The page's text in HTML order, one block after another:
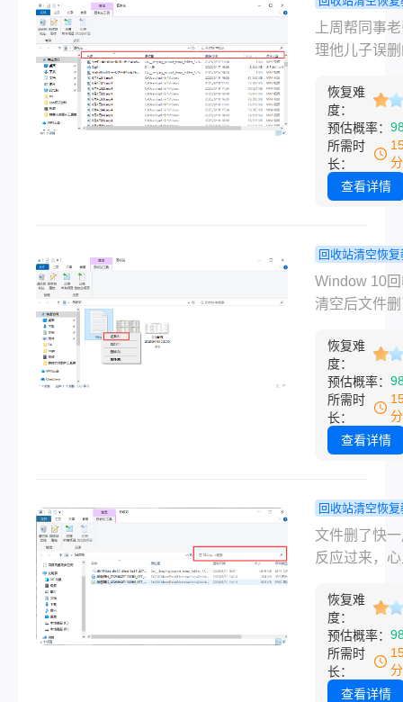
比用什么软
键——因为一
救。
win11删除
怎么找回？
个办法实测
上周帮同事
理他儿子误
声音都变了
D盘拷了个
后发现论文
我第一反应
他：“别动电
住了。后来
扫出来，文
无损，他直
我意识到：
恢复失败，
为误删后还
用那个盘。
把我常用的
Win11文件
到付费，从
恢复难
度：
预估概率：
所需时
长：
查看详情
回收站清空恢
文件删了能
吗？
真实挽救手
Window 10
清空后文件
但前提是你
收站后，没
个文件原来
磁盘分区（
盘、D盘）
用的空间为“
盖”，数据本
在，但只要
底抹掉。所
个前提比任
软件都关键
物理覆盖是
的。
恢复难
度：
预估概率：
所需时
长：
查看详情
回收站清空恢
回收站清空
天了，文件
试过来说说
文件删了快
反应过来，
估计谁都碰
直接说结论
试，有希望
是你清空回
后，没怎么
恢复难
度：
预估概率：
所需时
长：
查看详情